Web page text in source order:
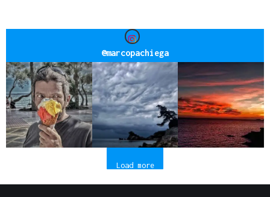
@marcopachiega
Load more